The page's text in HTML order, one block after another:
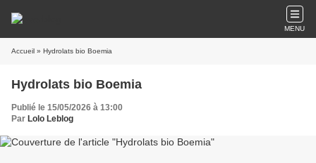
MENU
Accueil » Hydrolats bio Boemia
Hydrolats bio Boemia
Publié le 15/05/2026 à 13:00
Par Lolo Leblog